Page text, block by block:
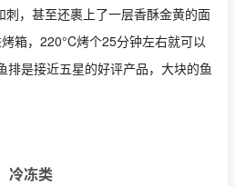
刺，甚至还裹上了一层香酥金黄的面
箱，220°C烤个25分钟左右就可以
是接近五星的好评产品，大块的鱼
冷冻类